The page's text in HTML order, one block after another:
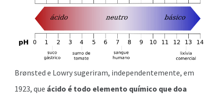
Brønsted e Lowry sugeriram, independentemente, em
1923, que ácido é todo elemento químico que doa